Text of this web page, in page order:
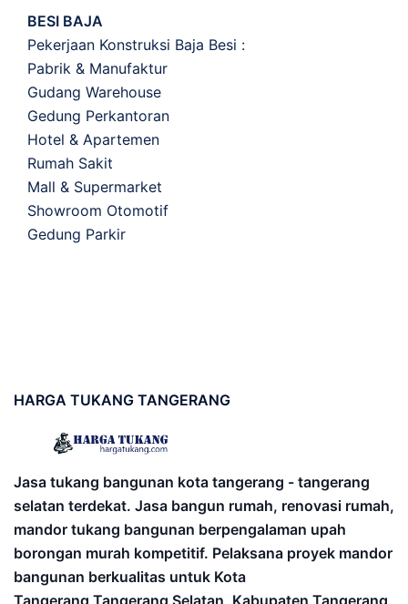
BESI BAJA
Pekerjaan Konstruksi Baja Besi :
Pabrik & Manufaktur
Gudang Warehouse
Gedung Perkantoran
Hotel & Apartemen
Rumah Sakit
Mall & Supermarket
Showroom Otomotif
Gedung Parkir
HARGA TUKANG TANGERANG
Jasa tukang bangunan kota tangerang - tangerang
selatan terdekat. Jasa bangun rumah, renovasi rumah,
mandor tukang bangunan berpengalaman upah
borongan murah kompetitif. Pelaksana proyek mandor
bangunan berkualitas untuk Kota
Tangerang,Tangerang Selatan, Kabupaten Tangerang,